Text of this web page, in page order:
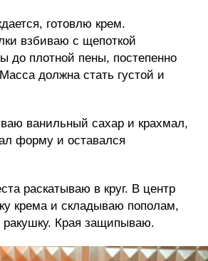
готовлю крем.
взбиваю с щепоткой
до плотной пены, постепенно
должна стать густой и
ванильный сахар и крахмал,
форму и оставался
раскатываю в круг. В центр
крема и складываю пополам,
Края защипываю.